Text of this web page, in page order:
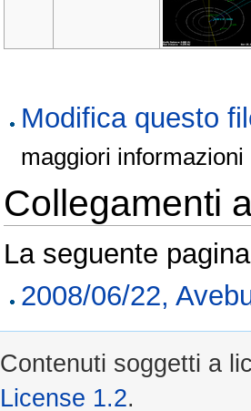
Modifica questo
maggiori
Collegamenti
La seguente
2008/06/22,
Contenuti soggetti a
License 1.2.